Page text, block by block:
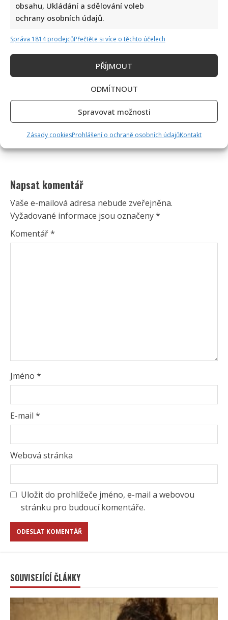
obsahu, Ukládání a sdělování voleb
ochrany osobních údajů.
Správa 1814 prodejcůPřečtěte si více o těchto účelech
PŘÍJMOUT
ODMÍTNOUT
Spravovat možnosti
Zásady cookiesProhlášení o ochraně osobních údajůKontakt
Napsat komentář
Vaše e-mailová adresa nebude zveřejněna.
Vyžadované informace jsou označeny*
Komentář*
Jméno *
E-mail *
Webová stránka
Uložit do prohlížeče jméno, e-mail a webovou
stránku pro budoucí komentáře.
SOUVISEJÍCÍ ČLÁNKY